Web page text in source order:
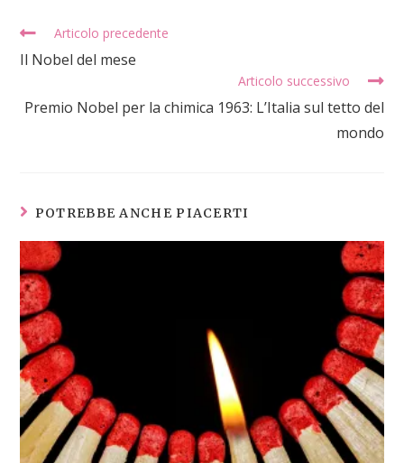
Articolo precedente
Il Nobel del mese
Articolo successivo
Premio Nobel per la chimica 1963: L’Italia sul tetto del
mondo
POTREBBE ANCHE PIACERTI